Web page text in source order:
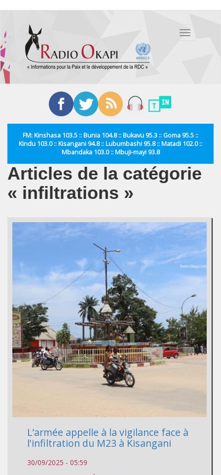
contenu
principal
Toggle
FM: Kinshasa 103.5 :: Bunia 104.8 :: Bukavu 95.3 :: Goma 95.5 ::
Kindu 103.0 :: Kisangani 94.8 :: Lubumbashi 95.8 :: Matadi 102.0 ::
Mbandaka 103.0 :: Mbuji-mayi 93.8
Articles de la catégorie
« infiltrations »
L’armée appelle à la vigilance face à
l'infiltration du M23 à Kisangani
30/09/2025 - 05:59